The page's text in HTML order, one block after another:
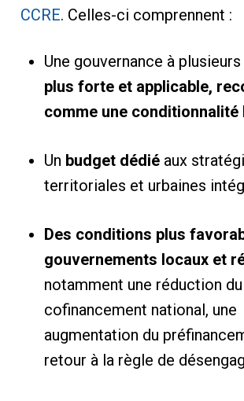
CCRE. Celles-ci comprennent :
Une gouvernance à plusieurs
plus forte et applicable,
comme une
Un budget dédiéaux
territoriales et urbaines
Des conditions plus
gouvernements locaux et
notamment une réduction du
cofinancement national, une
augmentation du
retour à la règle de